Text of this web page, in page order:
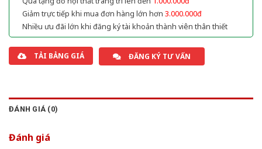
Giảm trực tiếp khi mua đơn hàng lớn hơn 3.000.000đ
Nhiều ưu đãi lớn khi đăng ký tài khoản thành viên thân thiết
TẢI BẢNG GIÁ ĐĂNG KÝ TƯ VẤN
ĐÁNH GIÁ (0)
Đánh giá